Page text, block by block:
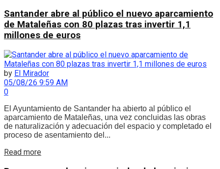
Santander abre al público el nuevo aparcamiento
de Mataleñas con 80 plazas tras invertir 1,1
millones de euros
by El Mirador
05/08/26 9:59 AM
0
El Ayuntamiento de Santander ha abierto al público el
aparcamiento de Mataleñas, una vez concluidas las obras
de naturalización y adecuación del espacio y completado el
proceso de asentamiento del...
Read more